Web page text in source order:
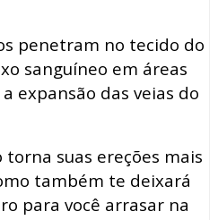
penetram no tecido do
sanguíneo em áreas
expansão das veias do
suas ereções mais
também te deixará
para você arrasar na